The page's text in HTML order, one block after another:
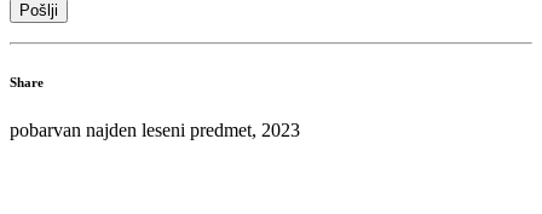
Share
pobarvan najden leseni predmet, 2023